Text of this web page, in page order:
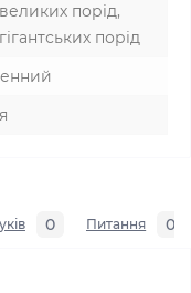
порід,
порід
0 Питання 0